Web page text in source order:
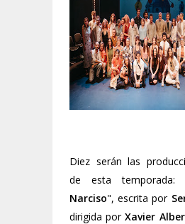
Diez serán las
de esta temporada:
Narciso", escrita por
dirigida porXavier